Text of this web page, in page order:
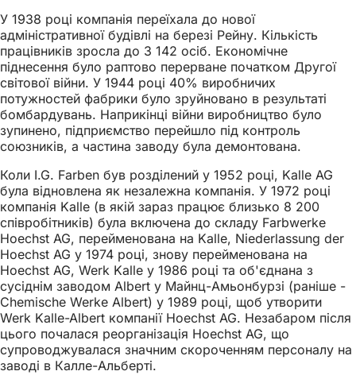
У 1938 році компанія переїхала до нової
адміністративної будівлі на березі Рейну. Кількість
працівників зросла до 3 142 осіб. Економічне
піднесення було раптово перерване початком Другої
світової війни. У 1944 році 40% виробничих
потужностей фабрики було зруйновано в результаті
бомбардувань. Наприкінці війни виробництво було
зупинено, підприємство перейшло під контроль
союзників, а частина заводу була демонтована.
Коли I.G. Farben був розділений у 1952 році, Kalle AG
була відновлена як незалежна компанія. У 1972 році
компанія Kalle (в якій зараз працює близько 8 200
співробітників) була включена до складу Farbwerke
Hoechst AG, перейменована на Kalle, Niederlassung der
Hoechst AG у 1974 році, знову перейменована на
Hoechst AG, Werk Kalle у 1986 році та об'єднана з
сусіднім заводом Albert у Майнц-Амьонбурзі (раніше -
Chemische Werke Albert) у 1989 році, щоб утворити
Werk Kalle-Albert компанії Hoechst AG. Незабаром після
цього почалася реорганізація Hoechst AG, що
супроводжувалася значним скороченням персоналу на
заводі в Калле-Альберті.